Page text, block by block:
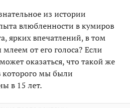
из истории
влюбленности в кумиров
ярких впечатлений, в том
от его голоса? Если
оказаться, что такой же
которого мы были
в 15 лет.